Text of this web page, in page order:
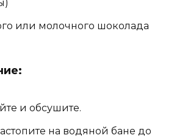
или молочного шоколада
и обсушите.
на водяной бане до